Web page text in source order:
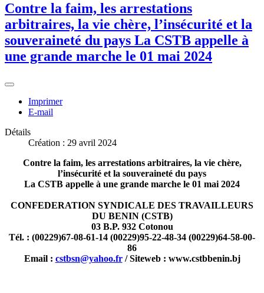
Contre la faim, les arrestations
arbitraires, la vie chère, l’insécurité et la
souveraineté du pays La CSTB appelle à
une grande marche le 01 mai 2024
Imprimer
E-mail
Détails
Création : 29 avril 2024
Contre la faim, les arrestations arbitraires, la vie chère,
l’insécurité et la souveraineté du pays
La CSTB appelle à une grande marche le 01 mai 2024
CONFEDERATION SYNDICALE DES TRAVAILLEURS
DU BENIN (CSTB)
03 B.P. 932 Cotonou
Tél. : (00229)67-08-61-14 (00229)95-22-48-34 (00229)64-58-00-
86
Email : cstbsn@yahoo.fr/ Siteweb : www.cstbbenin.bj